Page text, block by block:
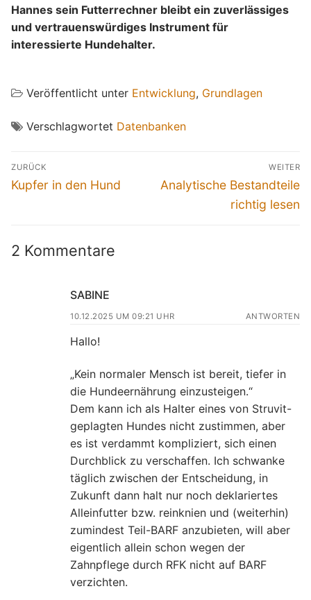
Hannes sein Futterrechner bleibt ein zuverlässiges
und vertrauenswürdiges Instrument für
interessierte Hundehalter.
Veröffentlicht unter Entwicklung, Grundlagen
Verschlagwortet Datenbanken
Beitragsnavigation
ZURÜCK
Vorheriger
Kupfer in den Hund
WEITER
Nächster
Analytische Bestandteile
richtig lesen
2 Kommentare
SABINE
10.12.2025 UM 09:21 UHR ANTWORTEN
Hallo!
„Kein normaler Mensch ist bereit, tiefer in
die Hundeernährung einzusteigen.“
Dem kann ich als Halter eines von Struvit-
geplagten Hundes nicht zustimmen, aber
es ist verdammt kompliziert, sich einen
Durchblick zu verschaffen. Ich schwanke
täglich zwischen der Entscheidung, in
Zukunft dann halt nur noch deklariertes
Alleinfutter bzw. reinknien und (weiterhin)
zumindest Teil-BARF anzubieten, will aber
eigentlich allein schon wegen der
Zahnpflege durch RFK nicht auf BARF
verzichten.